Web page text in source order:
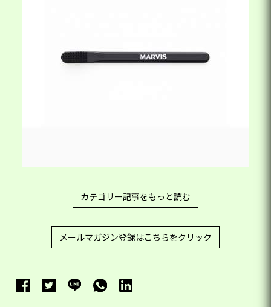
カテゴリー記事をもっと読む
メールマガジン登録はこちらをクリック